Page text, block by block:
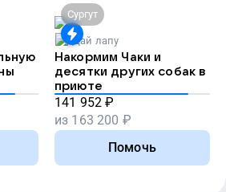
Сургут
Дай лапу
Накормим Чаки и
десятки других собак в
приюте
141 952 ₽
из 163 200 ₽
Помочь